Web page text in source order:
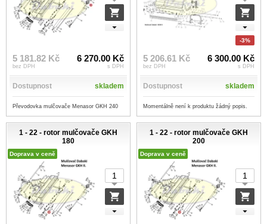
5 181.82 Kč
bez DPH
6 270.00 Kč
s DPH
Dostupnost skladem
Převodovka mulčovače Menasor GKH 240
-3%
5 206.61 Kč
bez DPH
6 300.00 Kč
s DPH
Dostupnost skladem
Momentálně není k produktu žádný popis.
1 - 22 - rotor mulčovače GKH
180
Doprava v ceně
1 - 22 - rotor mulčovače GKH
200
Doprava v ceně